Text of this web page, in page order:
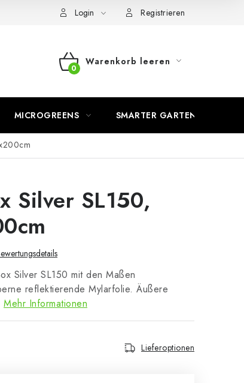
Login Registrieren
WARENKORB
Warenkorb leeren
MICROGREENS SMARTER GARTEN
Silver SL150,
Silver SL150 mit den Maßen
reflektierende Mylarfolie. Äußere
Mehr Informationen
Lieferoptionen